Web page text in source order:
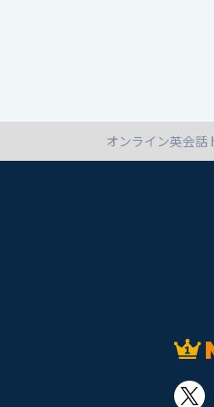
オンライン英会話